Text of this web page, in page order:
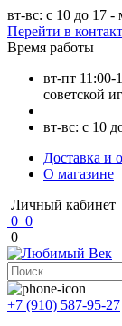
вт-вс: с 10 до 17
Перейти в
Время работы
вт-пт
советской
вт-вс: с 10
Доставка и
О магазине
Личный кабинет
0 0
0
+7 (910) 587-95-27